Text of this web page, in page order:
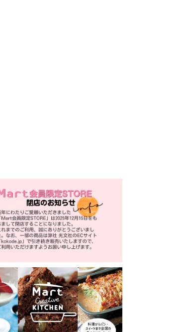
、千切りキャベツ・やまいも焼・紅生姜・目玉焼きをの